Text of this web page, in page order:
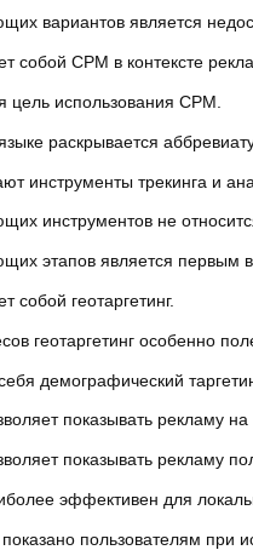
вариантов является
собой CPM в контексте
цель использования CPM.
раскрывается
инструменты трекинга и
инструментов не
этапов является первым
собой геотаргетинг.
геотаргетинг особенно
демографический
показывать рекламу
показывать рекламу
эффективен для
пользователям при